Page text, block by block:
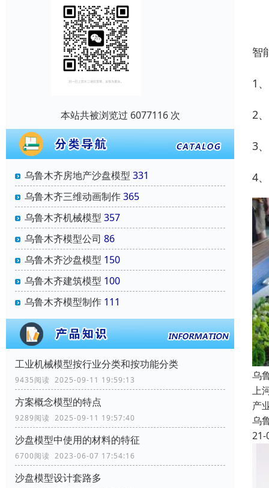
本站共被浏览过 6077116 次
乌鲁木齐房地产沙盘模型 331
乌鲁木齐三维动画制作365
乌鲁木齐机械模型 357
乌鲁木齐模型公司 86
乌鲁木齐沙盘模型 150
乌鲁木齐建筑模型 100
乌鲁木齐模型制作 111
工业机械模型按行业分类和按功能分类
9435阅读 2025-09-11 19:59:13
方案概念模型的特点
9289阅读 2025-09-11 19:57:40
沙盘模型中使用的材料的特征
6700阅读 2023-06-07 17:54:16
沙盘模型设计套路多
智
1
2
3
4
乌
上
产
乌
21-